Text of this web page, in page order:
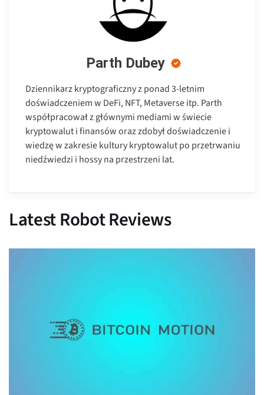
Parth Dubey
Dziennikarz kryptograficzny z ponad 3-letnim
doświadczeniem w DeFi, NFT, Metaverse itp. Parth
współpracował z głównymi mediami w świecie
kryptowalut i finansów oraz zdobył doświadczenie i
wiedzę w zakresie kultury kryptowalut po przetrwaniu
niedźwiedzi i hossy na przestrzeni lat.
Latest Robot Reviews